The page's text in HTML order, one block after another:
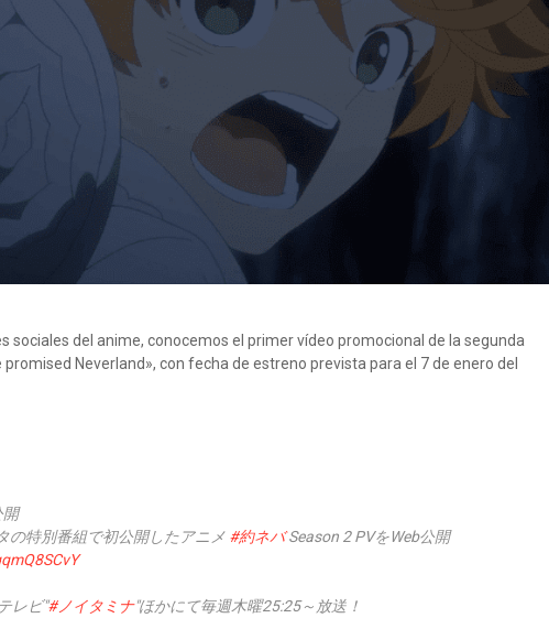
sociales del anime, conocemos el primer vídeo promocional de la segunda
Neverland», con fecha de estreno prevista para el 7 de enero del
開
の特別番組で初公開したアニメ #約ネバSeason 2 PVをWeb公開
レビ"#ノイタミナ"ほかにて毎週木曜25:25～放送！